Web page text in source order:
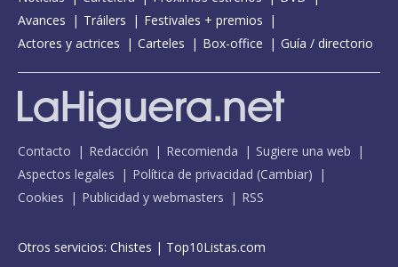
Avances
Tráilers
Festivales + premios
Actores y actrices
Carteles Box-office Guía / directorio
Contacto Redacción Recomienda
Sugiere una web
Aspectos legales
Política de privacidad (Cambiar)
Cookies
Publicidad y webmasters RSS
Otros servicios: Chistes | Top10Listas.com